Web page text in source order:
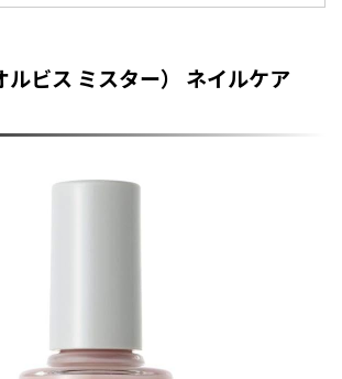
ルビス ミスター） ネイルケア